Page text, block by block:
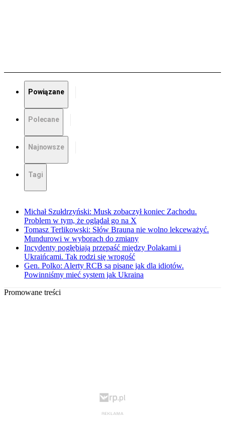
Powiązane
Polecane
Najnowsze
Tagi
Michał Szułdrzyński: Musk zobaczył koniec Zachodu.
Problem w tym, że oglądał go na X
Tomasz Terlikowski: Słów Brauna nie wolno lekceważyć.
Mundurowi w wyborach do zmiany
Incydenty pogłębiają przepaść między Polakami i
Ukraińcami. Tak rodzi się wrogość
Gen. Polko: Alerty RCB są pisane jak dla idiotów.
Powinniśmy mieć system jak Ukraina
Promowane treści